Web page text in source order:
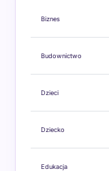
Biznes
Budownictwo
Dzieci
Dziecko
Edukacja